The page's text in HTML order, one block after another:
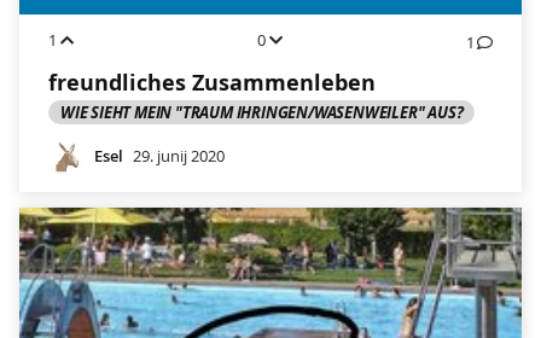
1 0 1
freundliches Zusammenleben
WIE SIEHT MEIN "TRAUM IHRINGEN/WASENWEILER" AUS?
Esel 29. junij 2020